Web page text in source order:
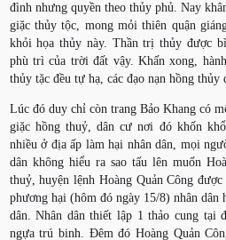
đình nhưng quyền theo thủy phủ. Nay
giặc thủy tộc, mong mỏi thiên quận
khỏi họa thủy này. Thần trị thủy được
phù trì của trời đất vậy. Khấn xong,
thủy tặc đều tự hạ, các đạo nạn hồng thủy
Lúc đó duy chỉ còn trang Bảo Khang có
giặc hồng thuỷ, dân cư nơi đó khốn
nhiều ở địa ấp làm hại nhân dân, mọi
dân không hiểu ra sao tấu lên muốn
thuỷ, huyện lệnh Hoàng Quản Công
phương hại (hôm đó ngày 15/8) nhân dân
dân. Nhân dân thiết lập 1 thảo cung tại
ngựa trú binh. Đêm đó Hoàng Quản